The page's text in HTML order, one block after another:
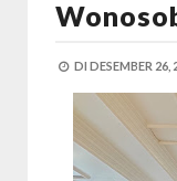
DI DESEMBER 26,